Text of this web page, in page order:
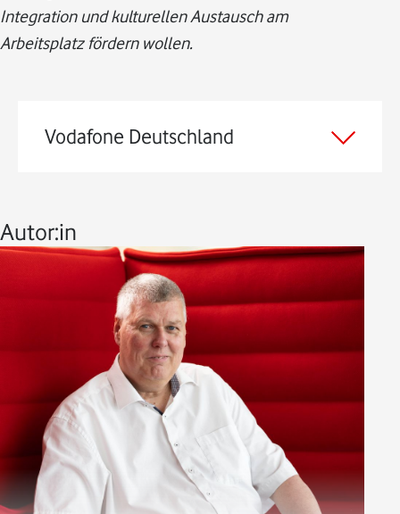
Integration und kulturellen Austausch am
Arbeitsplatz fördern wollen.
Vodafone Deutschland
Autor:in